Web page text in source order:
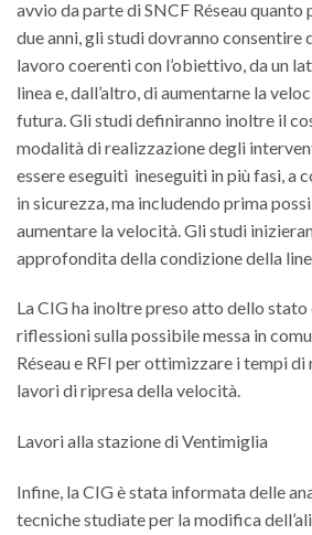
avvio da parte di SNCF Réseau
due anni, gli studi dovranno consentire
lavoro coerenti con l’obiettivo, da un
linea e, dall’altro, di aumentarne la
futura. Gli studi definiranno inoltre il
modalità di realizzazione degli
essere eseguiti ineseguiti in più fasi, a
in sicurezza, ma includendo prima
aumentare la velocità. Gli studi
approfondita della condizione della
La CIG ha inoltre preso atto dello
riflessioni sulla possibile messa in
Réseau e RFI per ottimizzare i tempi
lavori di ripresa della velocità.
Lavori alla stazione di Ventimiglia
Infine, la CIG è stata informata delle
tecniche studiate per la modifica